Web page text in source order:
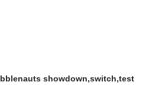
showdown switch test